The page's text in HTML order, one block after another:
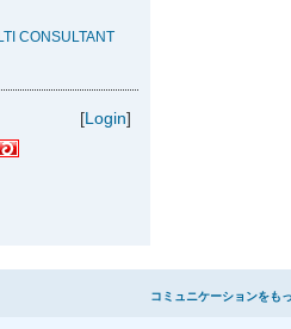
CONSULTANT
[Login]
コミュニケーションをも